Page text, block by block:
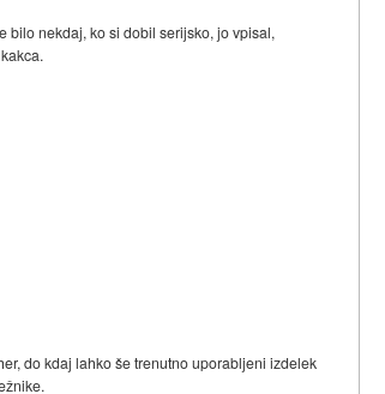
bilo nekdaj, ko si dobil serijsko, jo vpisal,
do kdaj lahko še trenutno uporabljeni izdelek